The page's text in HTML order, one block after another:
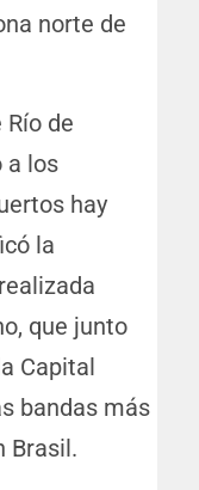
norte de
de
a los
hay
la
que junto
Capital
bandas más
Brasil.